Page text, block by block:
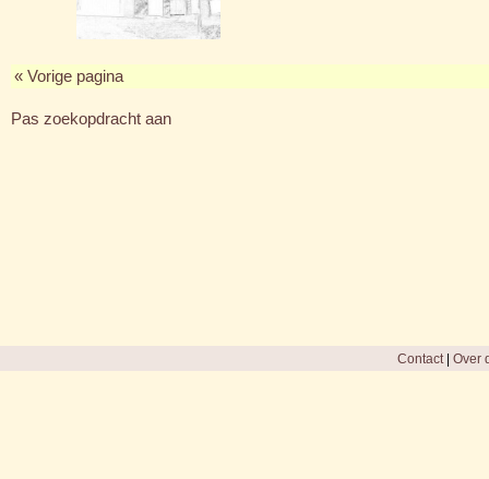
« Vorige pagina
Pas zoekopdracht aan
Contact| Over